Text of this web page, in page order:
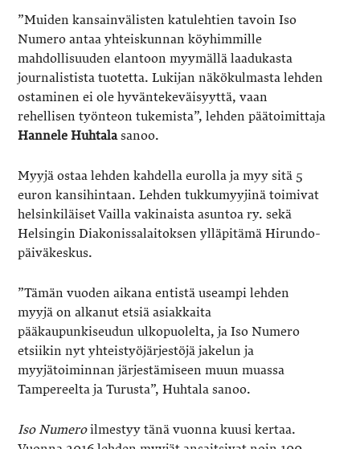
”Muiden kansainvälisten katulehtien tavoin Iso
Numero antaa yhteiskunnan köyhimmille
mahdollisuuden elantoon myymällä laadukasta
journalistista tuotetta. Lukijan näkökulmasta lehden
ostaminen ei ole hyväntekeväisyyttä, vaan
rehellisen työnteon tukemista”, lehden päätoimittaja
Hannele Huhtalasanoo.
Myyjä ostaa lehden kahdella eurolla ja myy sitä 5
euron kansihintaan. Lehden tukkumyyjinä toimivat
helsinkiläiset Vailla vakinaista asuntoa ry. sekä
Helsingin Diakonissalaitoksen ylläpitämä Hirundo-
päiväkeskus.
”Tämän vuoden aikana entistä useampi lehden
myyjä on alkanut etsiä asiakkaita
pääkaupunkiseudun ulkopuolelta, ja Iso Numero
etsiikin nyt yhteistyöjärjestöjä jakelun ja
myyjätoiminnan järjestämiseen muun muassa
Tampereelta ja Turusta”, Huhtala sanoo.
Iso Numeroilmestyy tänä vuonna kuusi kertaa.